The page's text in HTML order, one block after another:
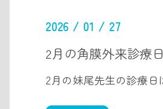
2026 / 01 / 27
2月の角膜外来診療日